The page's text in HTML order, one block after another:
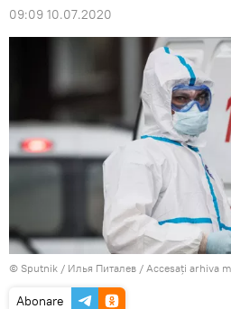
09:09 10.07.2020
© Sputnik / Илья Питалев / Accesați arhiva
Abonare